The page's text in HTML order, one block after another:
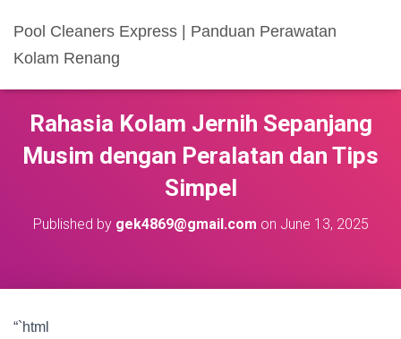
Pool Cleaners Express | Panduan Perawatan
Kolam Renang
Rahasia Kolam Jernih Sepanjang
Musim dengan Peralatan dan Tips
Simpel
Published by gek4869@gmail.com on June 13, 2025
“`html